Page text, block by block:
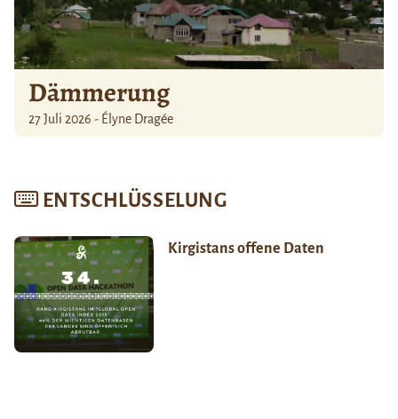
Dämmerung
27 Juli 2026 - Élyne Dragée
ENTSCHLÜSSELUNG
Kirgistans offene Daten